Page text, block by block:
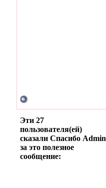
Эти 27
пользователя(ей)
сказали Спасибо Admin
за это полезное
сообщение: